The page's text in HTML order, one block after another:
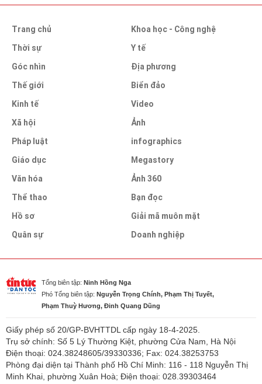
Trang chủ
Thời sự
Góc nhìn
Thế giới
Kinh tế
Xã hội
Pháp luật
Giáo dục
Văn hóa
Thể thao
Hồ sơ
Quân sự
Khoa học - Công nghệ
Y tế
Địa phương
Biển đảo
Video
Ảnh
infographics
Megastory
Ảnh 360
Bạn đọc
Giải mã muôn mặt
Doanh nghiệp
Tổng biên tập: Ninh Hồng Nga
Phó Tổng biên tập: Nguyễn Trọng Chính, Phạm Thị Tuyết,
Phạm Thuỳ Hương, Đinh Quang Dũng
Giấy phép số 20/GP-BVHTTDL cấp ngày 18-4-2025.
Trụ sở chính: Số 5 Lý Thường Kiệt, phường Cửa Nam, Hà Nội
Điện thoại: 024.38248605/39330336; Fax: 024.38253753
Phòng đại diện tại Thành phố Hồ Chí Minh: 116 - 118 Nguyễn Thị
Minh Khai, phường Xuân Hoà; Điện thoại: 028.39303464